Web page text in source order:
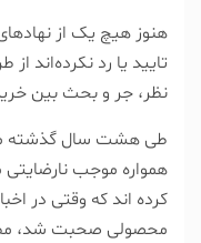
هنوز هیچ یک از
تایید یا رد نکرده‌اند
نظر، جر و بحث بین
طی هشت سال گذشته
همواره موجب
کرده اند که وقتی در
محصولی صحبت شد،